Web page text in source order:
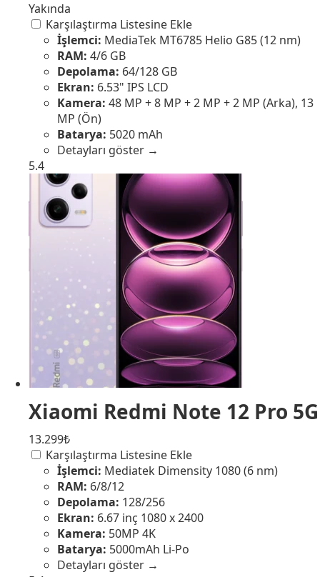
Yakında
Karşılaştırma Listesine Ekle
İşlemci: MediaTek MT6785 Helio G85 (12 nm)
RAM: 4/6 GB
Depolama: 64/128 GB
Ekran: 6.53" IPS LCD
Kamera: 48 MP + 8 MP + 2 MP + 2 MP (Arka), 13
MP (Ön)
Batarya: 5020 mAh
Detayları göster →
5.4
Xiaomi Redmi Note 12 Pro 5G
13.299₺
Karşılaştırma Listesine Ekle
İşlemci: Mediatek Dimensity 1080 (6 nm)
RAM: 6/8/12
Depolama: 128/256
Ekran: 6.67 inç 1080 x 2400
Kamera: 50MP 4K
Batarya: 5000mAh Li-Po
Detayları göster →